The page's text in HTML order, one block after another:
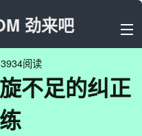
劲来吧
阅读
不足的纠正